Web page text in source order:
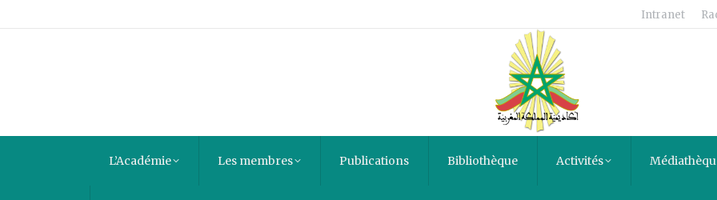
Intranet
L’Académie Les membres Publications Bibliothèque Activités